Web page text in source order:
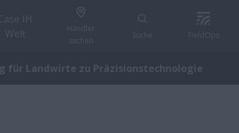
für Landwirte zu Präzisionstechnologie